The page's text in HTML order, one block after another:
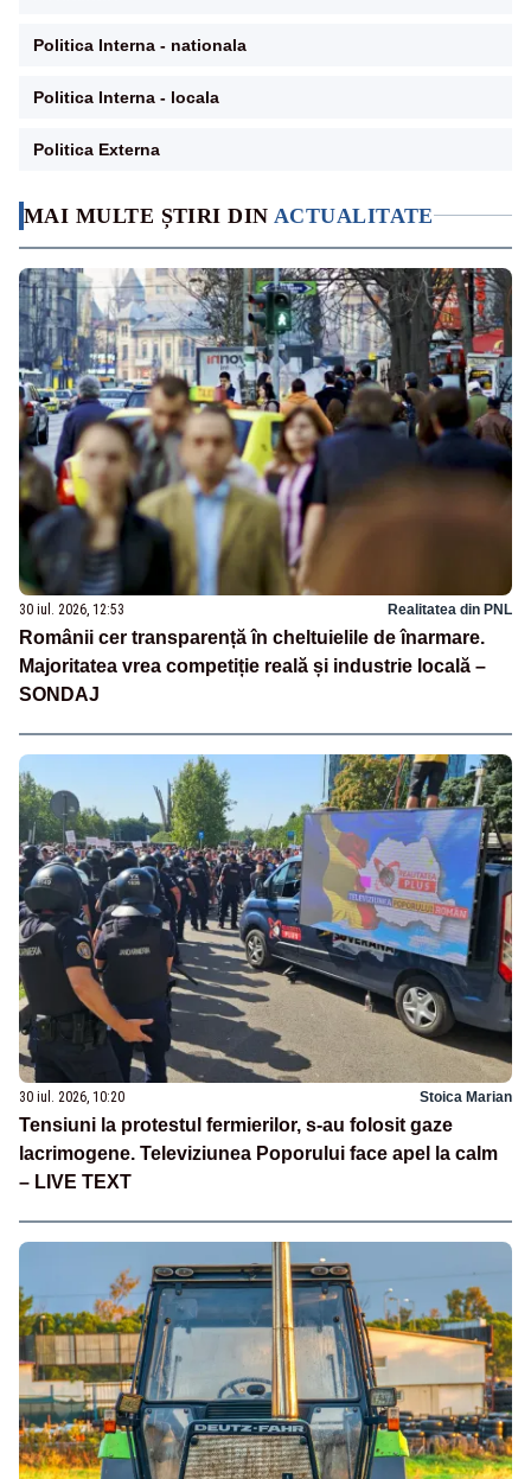
MAI MULTE ȘTIRI DIN ACTUALITATE
30 iul. 2026, 12:53 Realitatea din PNL
Românii cer transparență în cheltuielile de înarmare.
Majoritatea vrea competiție reală și industrie locală –
SONDAJ
30 iul. 2026, 10:20 Stoica Marian
Tensiuni la protestul fermierilor, s-au folosit gaze
lacrimogene. Televiziunea Poporului face apel la calm
– LIVE TEXT
Politica Interna - nationala
Politica Interna - locala
Politica Externa